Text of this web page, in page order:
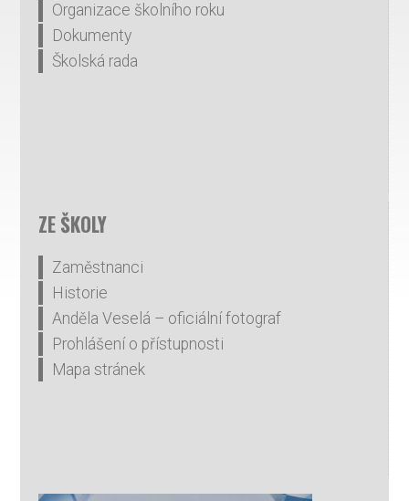
Organizace školního roku
Dokumenty
Školská rada
ZE ŠKOLY
Zaměstnanci
Historie
Anděla Veselá – oficiální fotograf
Prohlášení o přístupnosti
Mapa stránek